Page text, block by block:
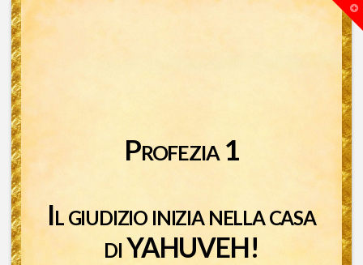
Profezia 1
Il giudizio inizia nella casa
di YAHUVEH!